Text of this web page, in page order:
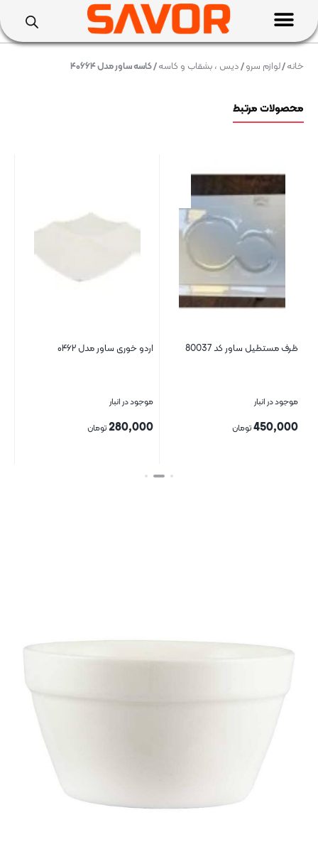
خانه/لوازم سرو/دیس ، بشقاب و کاسه/ کاسه ساور مدل ۴۰۶۶۴
محصولات مرتبط
ظرف مستطیل ساور کد 80037
موجود در انبار
450,000تومان
اردو خوری ساور مدل ۰۴۶۲
موجود در انبار
280,000 تومان
بستن